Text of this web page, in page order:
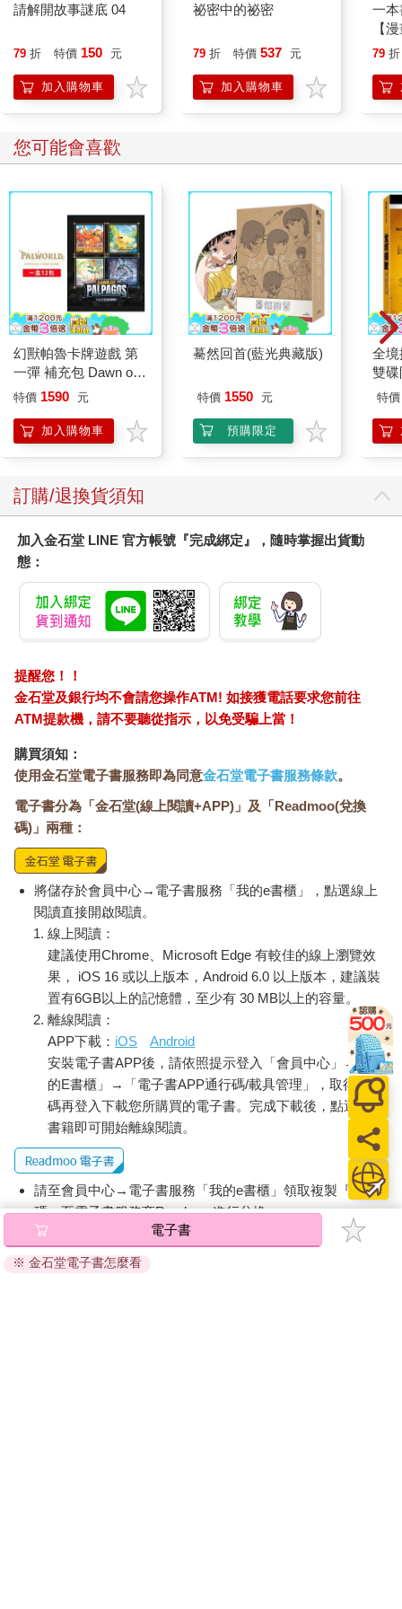
請解開故事謎底 04
79 折 特價 150 元
加入購物車
祕密中的祕密
79 折 特價 537 元
加入購物車
一
【
行
「
學方
79 折
您可能會喜歡
幻獸帕魯卡牌遊戲 第
一彈 補充包 Dawn of
Palpagos（日文版一
特價 1590 元
加入購物車
驀然回首(藍光典藏版)
特價 1550 元
預購限定
全
雙
特價
訂購/退換貨須知
加入金石堂 LINE 官方帳號『完成綁定』，隨時掌握出貨動
態：
提醒您！！
金石堂及銀行均不會請您操作ATM! 如接獲電話要求您前往
ATM提款機，請不要聽從指示，以免受騙上當！
購買須知：
使用金石堂電子書服務即為同意金石堂電子書服務條款。
電子書分為「金石堂(線上閱讀+APP)」及「Readmoo(兌換
碼)」兩種：
將儲存於會員中心→電子書服務「我的e書櫃」，點選線上
閱讀直接開啟閱讀。
線上閱讀：
建議使用Chrome、Microsoft Edge 有較佳的線上瀏覽效
果， iOS 16 或以上版本，Android 6.0 以上版本，建議裝
置有6GB以上的記憶體，至少有 30 MB以上的容量。
離線閱讀：
APP下載： iOS
Android
安裝電子書APP後，請依照提示登入「會員中心」→「我
的E書櫃」→「電子書APP通行碼/載具管理」，取得通行
碼再登入下載您所購買的電子書。完成下載後，點選任一
書籍即可開始離線閱讀。
請至會員中心→電子書服務「我的e書櫃」領取複製『兌換
碼』至電子書服務商Readmoo進行兌換。
退換貨須知：
因版權保護，您在金石堂所購買的電子書僅能以金石堂專屬
電子書
※ 金石堂電子書怎麼看